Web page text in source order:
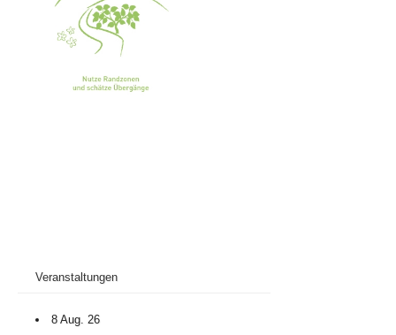
Veranstaltungen
8 Aug. 26